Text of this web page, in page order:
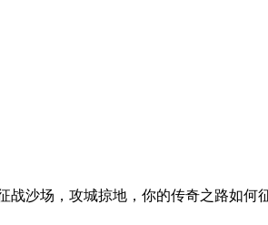
战沙场，攻城掠地，你的传奇之路如何